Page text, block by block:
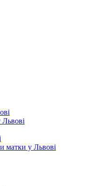
Львові
матки у Львові